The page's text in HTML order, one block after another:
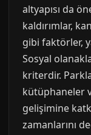
altyapısı da
kaldırımlar,
gibi faktörler,
Sosyal
kriterdir.
kütüphaneler
gelişimine
zamanlarını